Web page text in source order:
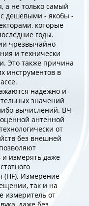
а не только самый
с дешевыми - якобы -
которые
годы.
чрезвычайно
и технически
Это также причина
инструментов в
надежно и
значений
вычислений. ВЧ
антенной
от
без внешней
и измерять даже
(HF). Измерение
так и на
измеритель от